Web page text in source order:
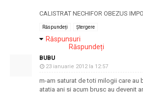
CALISTRAT NECHIFOR OBEZUS
Răspundeți Ștergere
Răspunsuri
Răspundeți
BUBU
23 ianuarie 2012 la 12:57
m-am saturat de toti milogii care au
atatia ani si acum brusc au devenit